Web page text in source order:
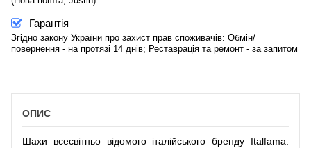
Гарантія
Згідно закону України про захист прав споживачів: Обмін/
повернення - на протязі 14 днів; Реставрація та ремонт - за запитом
ОПИС
Шахи всесвітньо відомого італійського бренду Italfama.